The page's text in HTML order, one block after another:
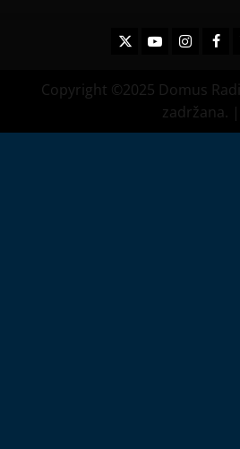
TwitterYoutube
Copyright ©2025 Domus
zadržana. |